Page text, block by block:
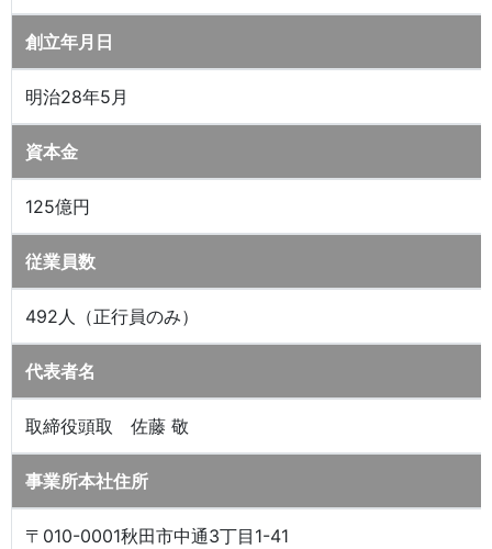
創立年月日
明治28年5月
資本金
125億円
従業員数
492人（正行員のみ）
代表者名
取締役頭取 佐藤 敬
事業所本社住所
〒010-0001秋田市中通3丁目1-41